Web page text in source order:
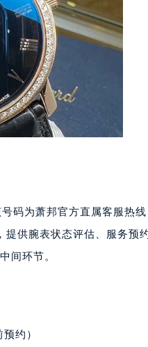
室（需提前预约）
需提前预约）
室（需提前预约）
902室（需提前预约）
心写字楼（芙蓉广场）10层
（需提前预约）
权店）3层整层（需提前预
权店）1层整层（需提前预
提前预约）
前预约）
室（需提前预约）
室（需提前预约）
层08室（需提前预约）
码为萧邦官方直属客服热
供腕表状态评估、服务预
间环节。
约）